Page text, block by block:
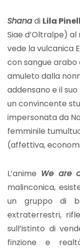
Shanadi Lila Pinell
Siae d’Oltralpe)
vede la vulcanica
con sangue
amuleto dalla
addensano e il
un convincente
impersonata da
femminile
(affettiva,
L’anime We are
malinconica,
un gruppo di
extraterrestri,
sull’istinto di
finzione e